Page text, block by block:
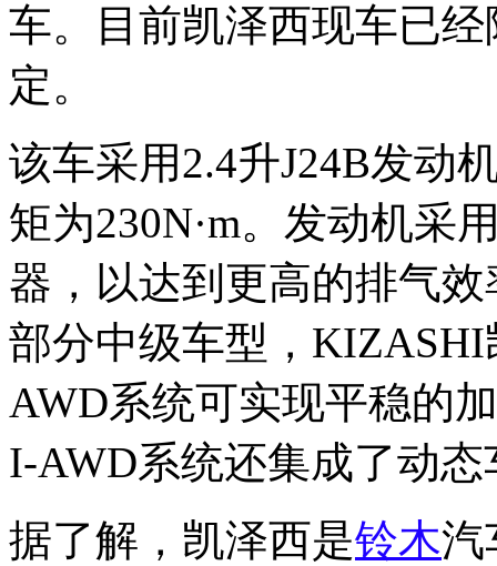
车。目前凯泽西现车已
定。
该车采用2.4升J24B发动
矩为230N·m。发动机采
器，以达到更高的排气
部分中级车型，
AWD系统可实现平稳的
I-AWD系统还集成了动
据了解，凯泽西是铃木汽